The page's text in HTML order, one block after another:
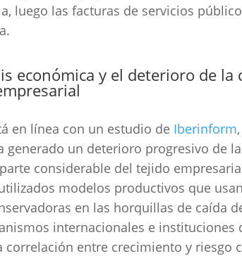
luego las facturas de servicios
económica y el deterioro de la
en línea con un estudio de Iberinform
generado un deterioro progresivo de
considerable del tejido
modelos productivos que
en las horquillas de caída
internacionales e instituciones
correlación entre crecimiento y riesgo